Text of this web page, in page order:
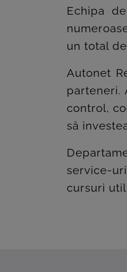
Echipa
un total
Autonet
parteneri.
control,
să
service-
cursuri